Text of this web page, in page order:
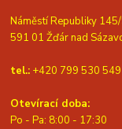
Náměstí Republiky
591 01 Žďár nad
tel.: +420 799 530 549
Otevírací doba:
Po - Pa: 8:00 - 17:30